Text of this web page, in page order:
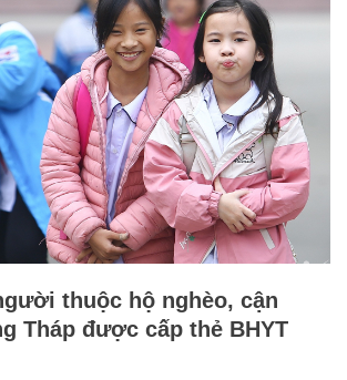
thuộc hộ nghèo, cận
Tháp được cấp thẻ BHYT